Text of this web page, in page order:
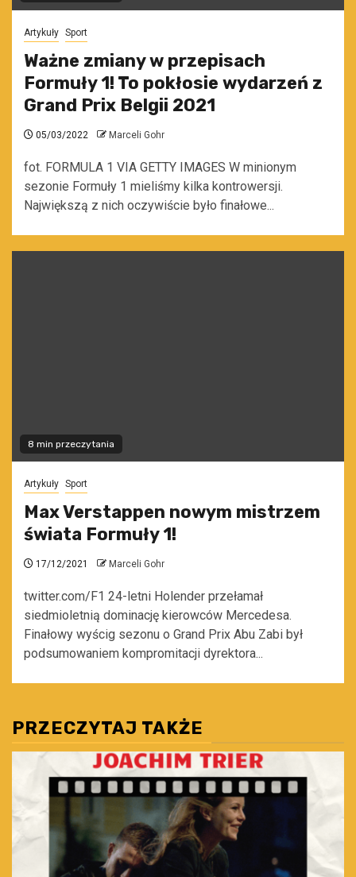
Artykuły Sport
Ważne zmiany w przepisach
Formuły 1! To pokłosie wydarzeń z
Grand Prix Belgii 2021
05/03/2022 Marceli Gohr
fot. FORMULA 1 VIA GETTY IMAGES W minionym
sezonie Formuły 1 mieliśmy kilka kontrowersji.
Największą z nich oczywiście było finałowe...
8 min przeczytania
Artykuły Sport
Max Verstappen nowym mistrzem
świata Formuły 1!
17/12/2021 Marceli Gohr
twitter.com/F1 24-letni Holender przełamał
siedmioletnią dominację kierowców Mercedesa.
Finałowy wyścig sezonu o Grand Prix Abu Zabi był
podsumowaniem kompromitacji dyrektora...
PRZECZYTAJ TAKŻE